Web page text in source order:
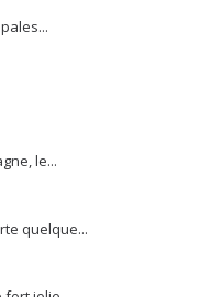
le...
quelque...